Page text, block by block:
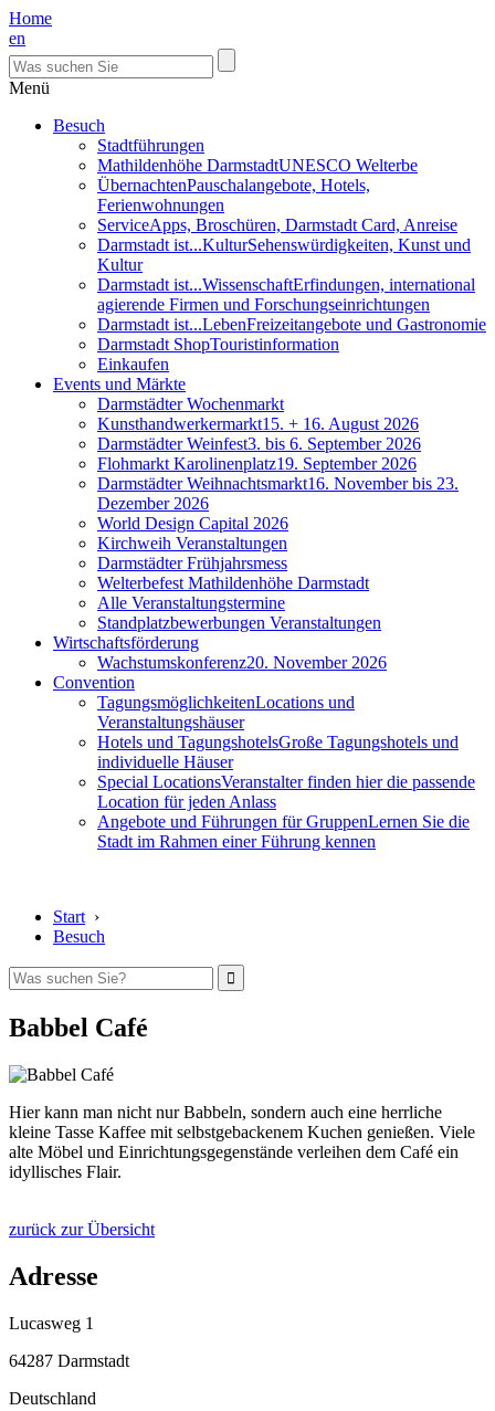
Home
en
Menü
Besuch
Stadtführungen
Mathildenhöhe DarmstadtUNESCO Welterbe
ÜbernachtenPauschalangebote, Hotels,
Ferienwohnungen
ServiceApps, Broschüren, Darmstadt Card, Anreise
Darmstadt ist...KulturSehenswürdigkeiten, Kunst und
Kultur
Darmstadt ist...WissenschaftErfindungen, international
agierende Firmen und Forschungseinrichtungen
Darmstadt ist...LebenFreizeitangebote und Gastronomie
Darmstadt ShopTouristinformation
Einkaufen
Events und Märkte
Darmstädter Wochenmarkt
Kunsthandwerkermarkt15. + 16. August 2026
Darmstädter Weinfest3. bis 6. September 2026
Flohmarkt Karolinenplatz19. September 2026
Darmstädter Weihnachtsmarkt16. November bis 23.
Dezember 2026
World Design Capital 2026
Kirchweih Veranstaltungen
Darmstädter Frühjahrsmess
Welterbefest Mathildenhöhe Darmstadt
Alle Veranstaltungstermine
Standplatzbewerbungen Veranstaltungen
Wirtschaftsförderung
Wachstumskonferenz20. November 2026
Convention
TagungsmöglichkeitenLocations und
Veranstaltungshäuser
Hotels und TagungshotelsGroße Tagungshotels und
individuelle Häuser
Special LocationsVeranstalter finden hier die passende
Location für jeden Anlass
Angebote und Führungen für GruppenLernen Sie die
Stadt im Rahmen einer Führung kennen
Start ›
Besuch
Babbel Café
Hier kann man nicht nur Babbeln, sondern auch eine herrliche
kleine Tasse Kaffee mit selbstgebackenem Kuchen genießen. Viele
alte Möbel und Einrichtungsgegenstände verleihen dem Café ein
idyllisches Flair.
zurück zur Übersicht
Adresse
Lucasweg 1
64287 Darmstadt
Deutschland